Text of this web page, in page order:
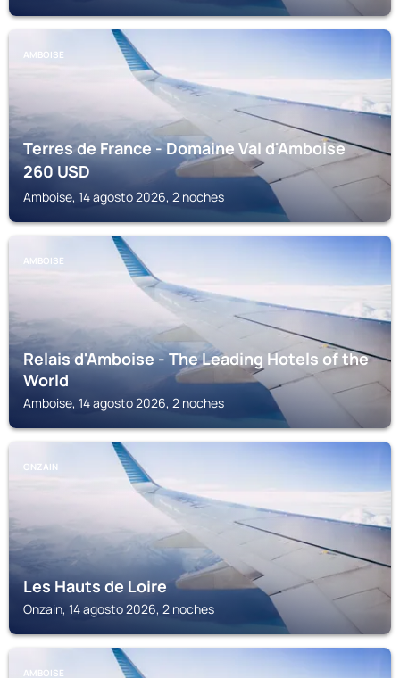
AMBOISE
Terres de France - Domaine Val d'Amboise
260USD
Amboise, 14 agosto 2026, 2 noches
AMBOISE
Relais d'Amboise - The Leading Hotels of the
World
Amboise, 14 agosto 2026, 2 noches
ONZAIN
Les Hauts de Loire
Onzain, 14 agosto 2026, 2 noches
AMBOISE